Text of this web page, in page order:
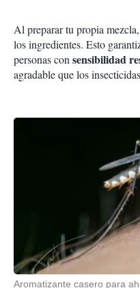
Al preparar tu propia
los ingredientes. Esto
personas consensibilidad
agradable que los
Aromatizante casero para